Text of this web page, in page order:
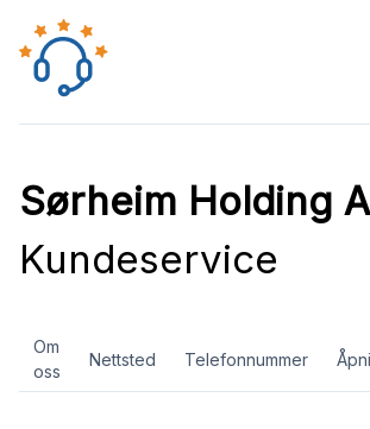
Sørheim Holding
Kundeservice
Om
oss
Nettsted Telefonnummer